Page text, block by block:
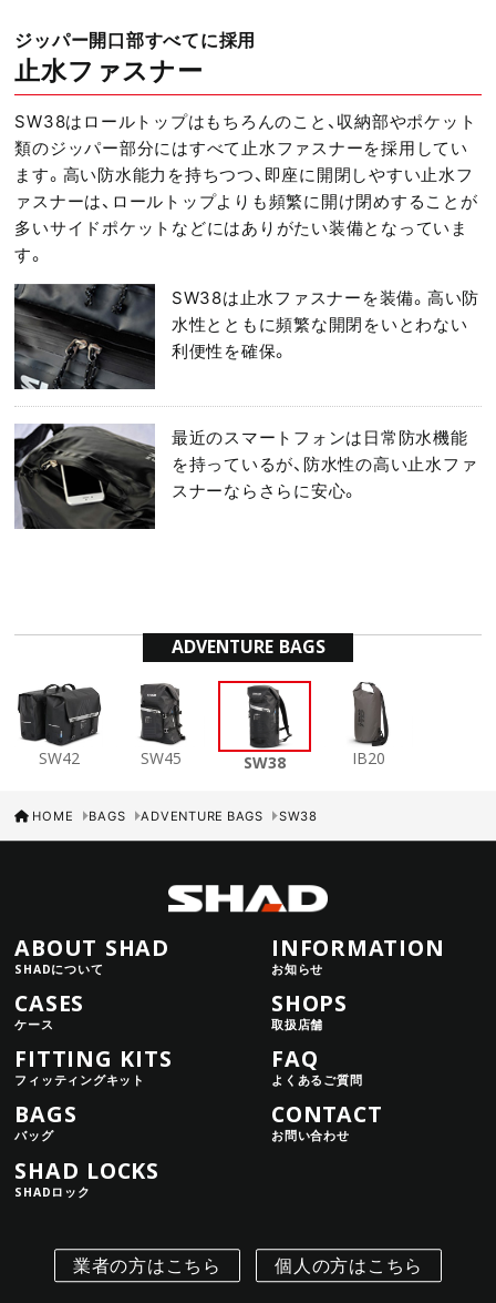
ジッパー開口部すべてに採用
止水ファスナー
SW38はロールトップはもちろんのこと、収納部やポケット
類のジッパー部分にはすべて止水ファスナーを採用してい
ます。高い防水能力を持ちつつ、即座に開閉しやすい止水フ
ァスナーは、ロールトップよりも頻繁に開け閉めすることが
多いサイドポケットなどにはありがたい装備となっていま
す。
SW38は止水ファスナーを装備。高い防
水性とともに頻繁な開閉をいとわない
利便性を確保。
最近のスマートフォンは日常防水機能
を持っているが、防水性の高い止水ファ
スナーならさらに安心。
ADVENTURE BAGS
SW42 SW45 SW38 IB20
HOME BAGS ADVENTURE BAGS SW38
業者の方はこちら 個人の方はこちら
ABOUT SHAD
SHADについて
CASES
ケース
FITTING KITS
フィッティングキット
BAGS
バッグ
SHAD LOCKS
SHADロック
INFORMATION
お知らせ
SHOPS
取扱店舗
FAQ
よくあるご質問
CONTACT
お問い合わせ